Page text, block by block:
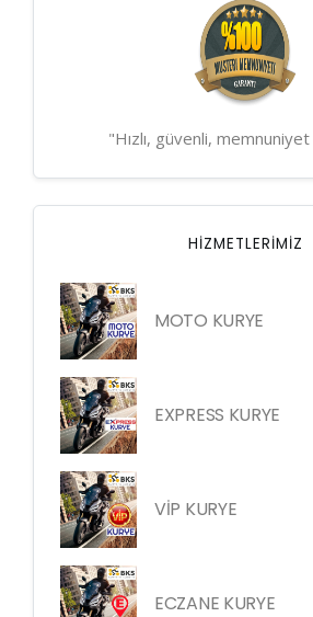
"Hızlı, güvenli,
HIZMETLERIMIZ
MOTO KURYE
EXPRESS KURYE
VİP KURYE
ECZANE KURYE